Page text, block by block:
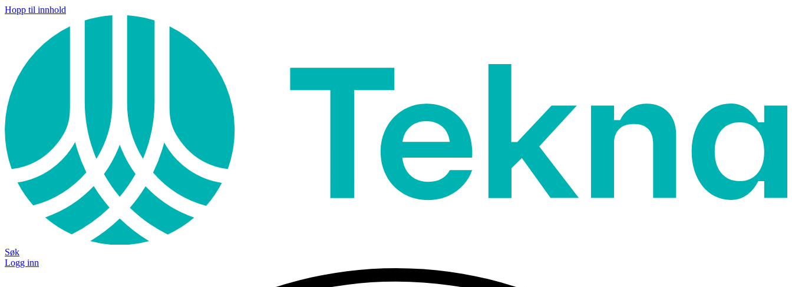
Hopp til innhold
Søk
Logg inn